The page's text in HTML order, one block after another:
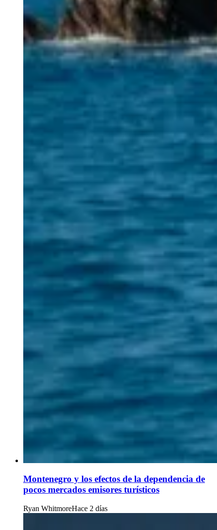
Montenegro y los efectos de la dependencia de
pocos mercados emisores turísticos
Ryan WhitmoreHace 2 días